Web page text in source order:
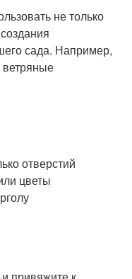
не только
сада. Например,
отверстий
цветы